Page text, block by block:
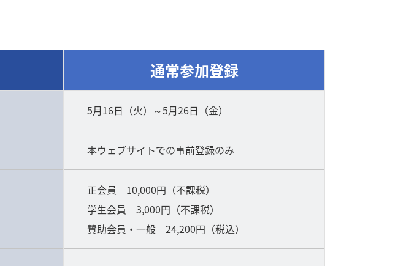
通常参加登録
5月16日（火）～5月26日（金）
本ウェブサイトでの事前登録のみ
正会員 10,000円（不課税）
学生会員 3,000円（不課税）
賛助会員・一般 24,200円（税込）